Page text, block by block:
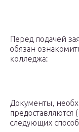
Перед подачей
обязан
колледжа:
Документы,
предоставляются
следующих